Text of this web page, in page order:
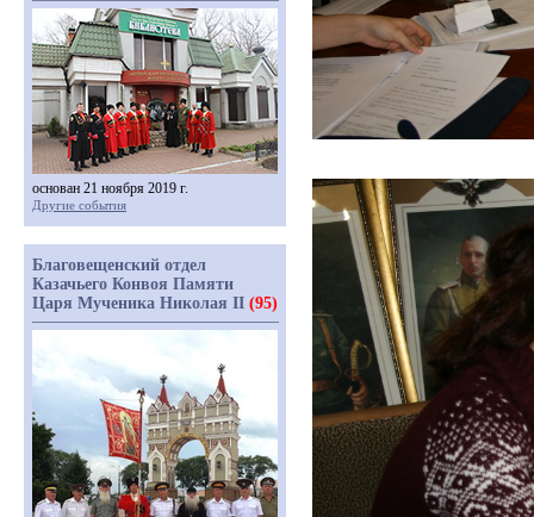
основан 21 ноября 2019 г.
Другие события
Благовещенский отдел
Казачьего Конвоя Памяти
Царя Мученика Николая II (95)